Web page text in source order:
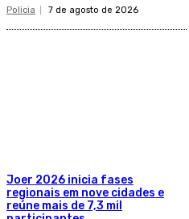
Policia 7 de agosto de 2026
Joer 2026 inicia fases
regionais em nove cidades e
reúne mais de 7,3 mil